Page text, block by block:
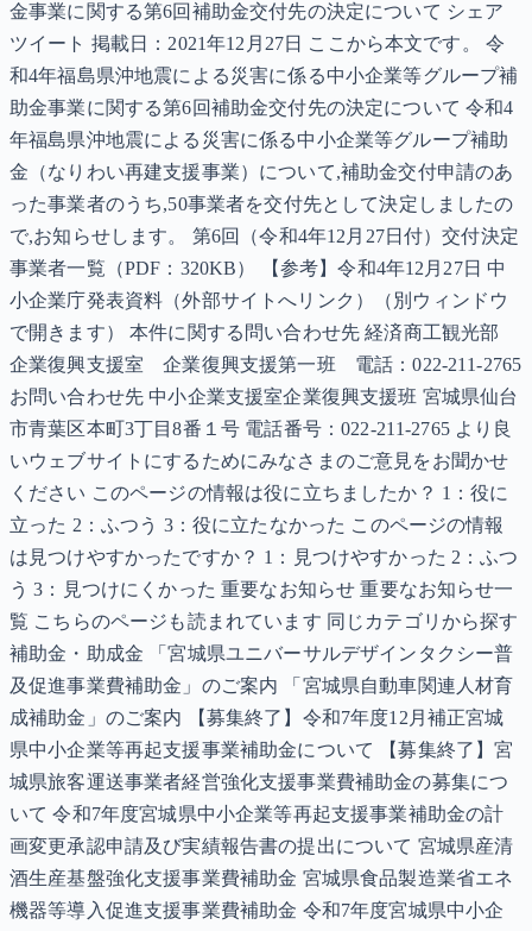
金事業に関する第6回補助金交付先の決定について シェア
ツイート 掲載日：2021年12月27日 ここから本文です。 令
和4年福島県沖地震による災害に係る中小企業等グループ補
助金事業に関する第6回補助金交付先の決定について 令和4
年福島県沖地震による災害に係る中小企業等グループ補助
金（なりわい再建支援事業）について,補助金交付申請のあ
った事業者のうち,50事業者を交付先として決定しましたの
で,お知らせします。 第6回（令和4年12月27日付）交付決定
事業者一覧（PDF：320KB） 【参考】令和4年12月27日 中
小企業庁発表資料（外部サイトへリンク）（別ウィンドウ
で開きます） 本件に関する問い合わせ先 経済商工観光部
企業復興支援室 企業復興支援第一班 電話：022-211-2765
お問い合わせ先 中小企業支援室企業復興支援班 宮城県仙台
市青葉区本町3丁目8番１号 電話番号：022-211-2765 より良
いウェブサイトにするためにみなさまのご意見をお聞かせ
ください このページの情報は役に立ちましたか？ 1：役に
立った 2：ふつう 3：役に立たなかった このページの情報
は見つけやすかったですか？ 1：見つけやすかった 2：ふつ
う 3：見つけにくかった 重要なお知らせ 重要なお知らせ一
覧 こちらのページも読まれています 同じカテゴリから探す
補助金・助成金 「宮城県ユニバーサルデザインタクシー普
及促進事業費補助金」のご案内 「宮城県自動車関連人材育
成補助金」のご案内 【募集終了】令和7年度12月補正宮城
県中小企業等再起支援事業補助金について 【募集終了】宮
城県旅客運送事業者経営強化支援事業費補助金の募集につ
いて 令和7年度宮城県中小企業等再起支援事業補助金の計
画変更承認申請及び実績報告書の提出について 宮城県産清
酒生産基盤強化支援事業費補助金 宮城県食品製造業省エネ
機器等導入促進支援事業費補助金 令和7年度宮城県中小企